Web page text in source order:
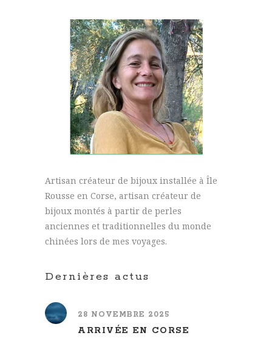
Artisan créateur de bijoux installée à Île
Rousse en Corse, artisan créateur de
bijoux montés à partir de perles
anciennes et traditionnelles du monde
chinées lors de mes voyages.
Dernières actus
28 NOVEMBRE 2025
ARRIVÉE EN CORSE